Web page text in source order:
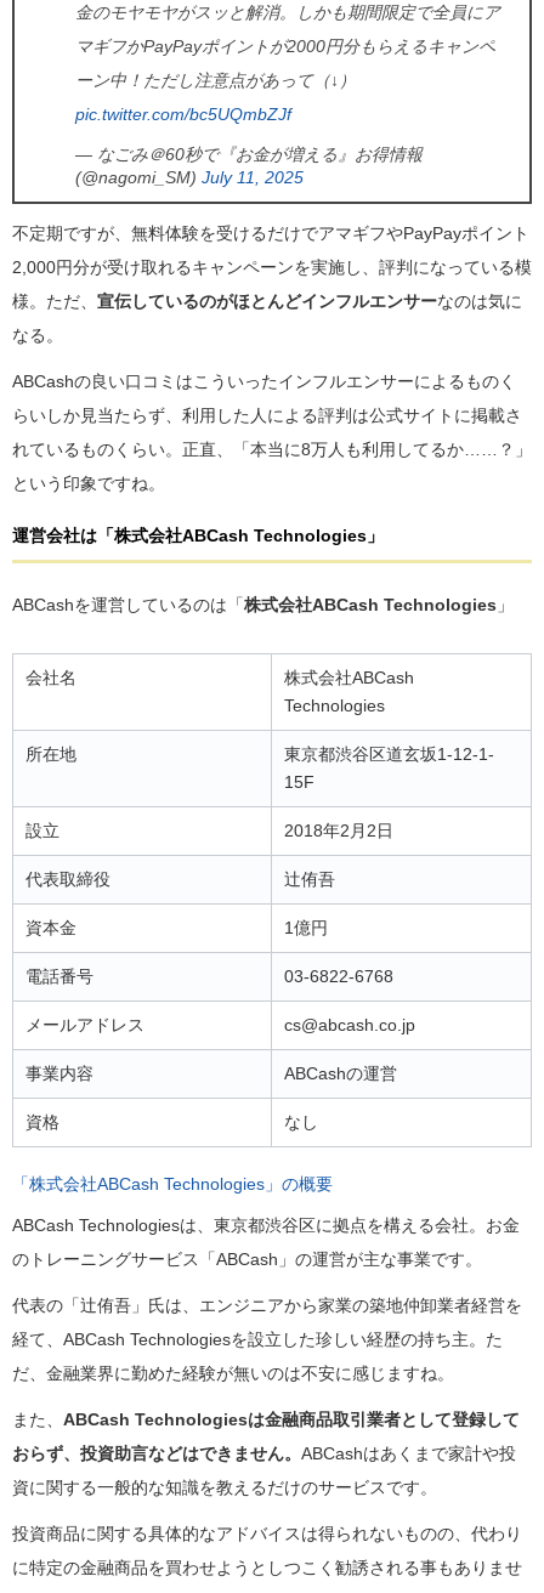
金のモヤモヤがスッと解消。しかも期間限定で全員にア
マギフかPayPayポイントが2000円分もらえるキャンペ
ーン中！ただし注意点があって（↓）
pic.twitter.com/bc5UQmbZJf
— なごみ＠60秒で『お金が増える』お得情報
(@nagomi_SM) July 11, 2025
不定期ですが、無料体験を受けるだけでアマギフやPayPayポイント
2,000円分が受け取れるキャンペーンを実施し、評判になっている模
様。ただ、 宣伝しているのがほとんどインフルエンサーなのは気に
なる。
ABCashの良い口コミはこういったインフルエンサーによるものく
らいしか見当たらず、利用した人による評判は公式サイトに掲載さ
れているものくらい。正直、「本当に8万人も利用してるか……？」
という印象ですね。
運営会社は「株式会社ABCash Technologies」
ABCashを運営しているのは「株式会社ABCash Technologies 」
会社名
株式会社ABCash
Technologies
所在地
東京都渋谷区道玄坂1-12-1-
15F
設立 2018年2月2日
代表取締役 辻侑吾
資本金 1億円
電話番号 03-6822-6768
メールアドレス cs@abcash.co.jp
事業内容 ABCashの運営
資格 なし
「株式会社ABCash Technologies」の概要
ABCash Technologiesは、東京都渋谷区に拠点を構える会社。お金
のトレーニングサービス「ABCash」の運営が主な事業です。
代表の「辻侑吾」氏は、エンジニアから家業の築地仲卸業者経営を
経て、ABCash Technologiesを設立した珍しい経歴の持ち主。た
だ、金融業界に勤めた経験が無いのは不安に感じますね。
また、 ABCash Technologiesは金融商品取引業者として登録して
おらず、投資助言などはできません。 ABCashはあくまで家計や投
資に関する一般的な知識を教えるだけのサービスです。
投資商品に関する具体的なアドバイスは得られないものの、代わり
に特定の金融商品を買わせようとしつこく勧誘される事もありませ